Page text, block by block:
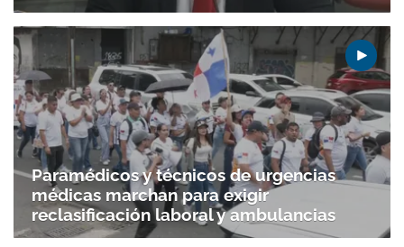
Paramédicos y técnicos de urgencias
médicas marchan para exigir
reclasificación laboral y ambulancias